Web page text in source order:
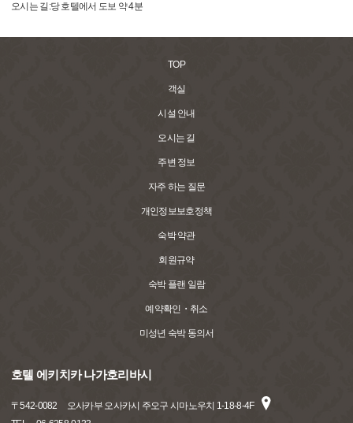
오시는 길:당 호텔에서 도보 약 4분
TOP
객실
시설 안내
오시는 길
주변 정보
자주 하는 질문
개인정보보호정책
숙박 약관
회원규약
숙박 플랜 일람
예약확인・취소
미성년 숙박 동의서
호텔 에키치카 나가호리바시
〒542-0082
오사카부 오사카시 주오구 시마노우치 1-18-8-4F